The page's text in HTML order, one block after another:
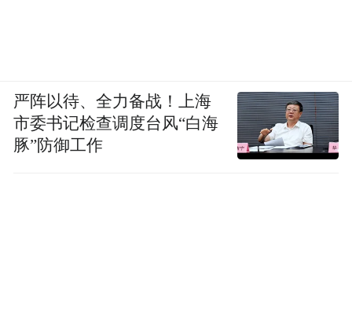
严阵以待、全力备战！上海
市委书记检查调度台风“白海
豚”防御工作